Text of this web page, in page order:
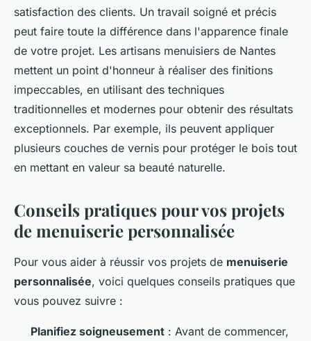
satisfaction des clients. Un travail soigné et précis
peut faire toute la différence dans l'apparence finale
de votre projet. Les artisans menuisiers de Nantes
mettent un point d'honneur à réaliser des finitions
impeccables, en utilisant des techniques
traditionnelles et modernes pour obtenir des résultats
exceptionnels. Par exemple, ils peuvent appliquer
plusieurs couches de vernis pour protéger le bois tout
en mettant en valeur sa beauté naturelle.
Conseils pratiques pour vos projets
de menuiserie personnalisée
Pour vous aider à réussir vos projets de menuiserie
personnalisée, voici quelques conseils pratiques que
vous pouvez suivre :
Planifiez soigneusement : Avant de commencer,